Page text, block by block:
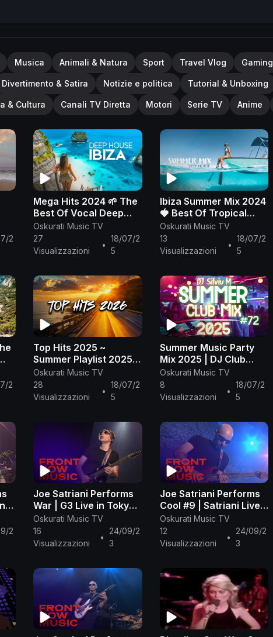
user/alltrapnation
Musica Animali & Natura Sport Travel Vlog Gaming
Divertimento & Satira Notizie e politica Tutorial & Unboxing
& Cultura Canali TV Diretta Motori Serie TV Anime
2
Mega Hits 2024 🌱 The
Best Of Vocal Deep
House Music Mix 2024
🌱 Summer Music Mix
2024 #268
Oskurati Music TV
27
Visualizzazioni
•
18/07/2
5
Ibiza Summer Mix 2024
🍓 Best Of Tropical
Deep House Music Chill
Out Mix 2023 🍓
Chillout Lounge
Oskurati Music TV
13
Visualizzazioni
•
18/07/2
5
2
Top Hits 2025 ~
Summer Playlist 2025 ~
Top Songs 2025
Trending Music 🎶🎧
Oskurati Music TV
28
Visualizzazioni
•
18/07/2
5
Summer Music Party
Mix 2025 | DJ Club
Dance Music 2025 |
Best Remixes Of
Popular Songs 2025
Oskurati Music TV
8
Visualizzazioni
•
18/07/2
5
|
2
Joe Satriani Performs
War | G3 Live in Tokyo |
Front Row Music
Oskurati Music TV
16
Visualizzazioni
•
24/09/2
3
Joe Satriani Performs
Cool #9 | Satriani Live |
Front Row Music
Oskurati Music TV
12
Visualizzazioni
•
24/09/2
3